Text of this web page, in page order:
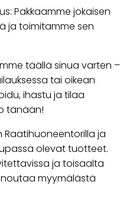
Pakkaamme jokaisen
ja toimitamme sen
täällä sinua varten –
tai oikean
ihastu ja tilaa
tänään!
Raatihuoneentorilla ja
olevat tuotteet.
ja toisaalta
myymälästä